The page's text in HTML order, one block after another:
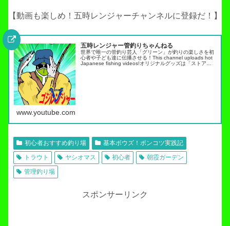
【動画も楽しめ！五時レンジャーチャンネルに登録だ！】
五時レンジャー管釣りちゃんねる
世界で唯一の管釣り芸人「グリーン」が釣りの楽しさを初
心者や子ども達に伝播させる！This channel uploads hot
Japanese fishing videos!オリジナルグッズは「ストア」
www.youtube.com
初心者おすすめ釣り場
基本ボウズ！ポンコツ実践記
トラウト
ヤシオマス 初心者
朝霞ガーデン
管理釣り場
スポンサーリンク